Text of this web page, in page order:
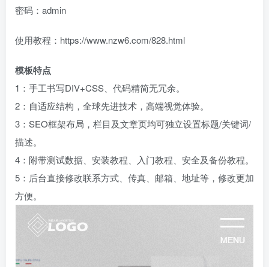
密码：admin
使用教程：https://www.nzw6.com/828.html
模板特点
1：手工书写DIV+CSS、代码精简无冗余。
2：自适应结构，全球先进技术，高端视觉体验。
3：SEO框架布局，栏目及文章页均可独立设置标题/关键词/
描述。
4：附带测试数据、安装教程、入门教程、安全及备份教程。
5：后台直接修改联系方式、传真、邮箱、地址等，修改更加
方便。